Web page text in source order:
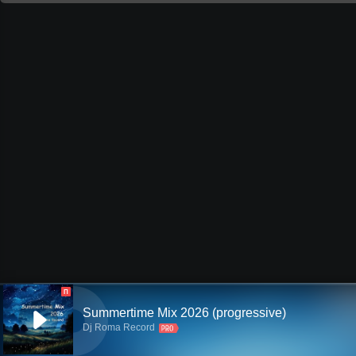
П
Summertime Mix 2026 (progressive)
Dj Roma Record